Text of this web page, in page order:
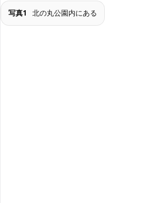
写真1 北の丸公園内にある